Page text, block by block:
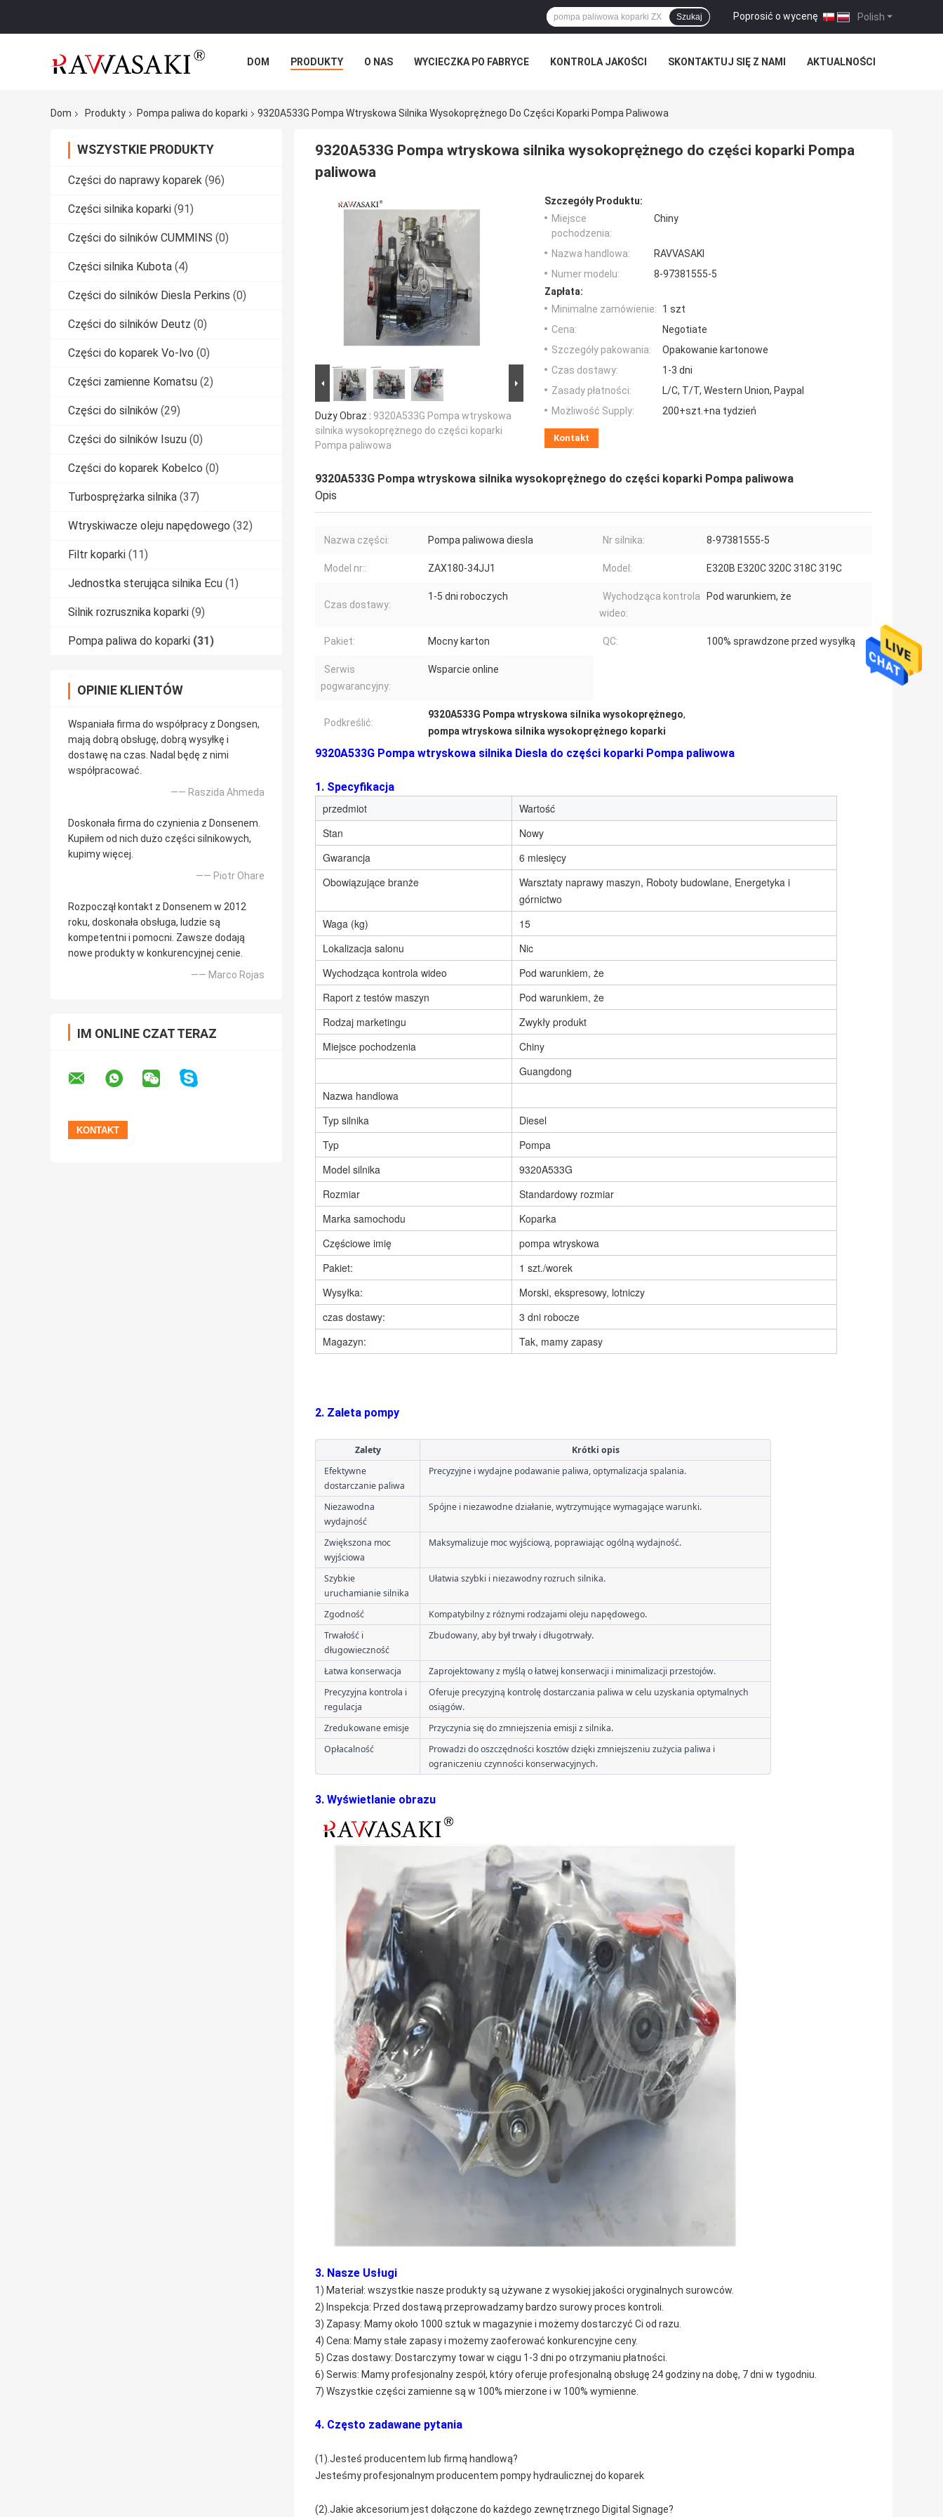
Polish
Poprosić o wycenę |
Szukaj
DOM PRODUKTY O NAS WYCIECZKA PO FABRYCE KONTROLA JAKOŚCI SKONTAKTUJ SIĘ Z NAMI AKTUALNOŚCI
Dom
Produkty Pompa paliwa do koparki 9320A533G Pompa Wtryskowa Silnika Wysokoprężnego Do Części Koparki Pompa Paliwowa
WSZYSTKIE PRODUKTY
Części do naprawy koparek (96)
Części silnika koparki (91)
Części do silników CUMMINS (0)
Części silnika Kubota (4)
Części do silników Diesla Perkins (0)
Części do silników Deutz (0)
Części do koparek Vo-lvo (0)
Części zamienne Komatsu (2)
Części do silników (29)
Części do silników Isuzu (0)
Części do koparek Kobelco (0)
Turbosprężarka silnika (37)
Wtryskiwacze oleju napędowego (32)
Filtr koparki (11)
Jednostka sterująca silnika Ecu (1)
Silnik rozrusznika koparki (9)
Pompa paliwa do koparki (31)
OPINIE KLIENTÓW
Wspaniała firma do współpracy z Dongsen,
mają dobrą obsługę, dobrą wysyłkę i
dostawę na czas. Nadal będę z nimi
współpracować.
—— Raszida Ahmeda
Doskonała firma do czynienia z Donsenem.
Kupiłem od nich dużo części silnikowych,
kupimy więcej.
—— Piotr Ohare
Rozpoczął kontakt z Donsenem w 2012
roku, doskonała obsługa, ludzie są
kompetentni i pomocni. Zawsze dodają
nowe produkty w konkurencyjnej cenie.
—— Marco Rojas
IM ONLINE CZAT TERAZ
9320A533G Pompa wtryskowa silnika wysokoprężnego do części koparki Pompa
paliwowa
Duży Obraz : 9320A533G Pompa wtryskowa
silnika wysokoprężnego do części koparki
Pompa paliwowa
Szczegóły Produktu:
Miejsce
pochodzenia:
Chiny
Nazwa handlowa:
RAVVASAKI
Numer modelu:
8-97381555-5
Zapłata:
Minimalne zamówienie:
1 szt
Cena:
Negotiate
Szczegóły pakowania:
Opakowanie kartonowe
Czas dostawy:
1-3 dni
Zasady płatności:
L/C, T/T, Western Union, Paypal
Możliwość Supply:
200+szt.+na tydzień
Kontakt
9320A533G Pompa wtryskowa silnika wysokoprężnego do części koparki Pompa paliwowa
Opis
Nazwa części: Pompa paliwowa diesla Nr silnika: 8-97381555-5
Model nr:: ZAX180-34JJ1 Model: E320B E320C 320C 318C 319C
Czas dostawy:
1-5 dni roboczych
Wychodząca kontrola
wideo:
Pod warunkiem, że
Pakiet: Mocny karton QC: 100% sprawdzone przed wysyłką
Serwis
pogwarancyjny:
Wsparcie online
Podkreślić:
9320A533G Pompa wtryskowa silnika wysokoprężnego,
pompa wtryskowa silnika wysokoprężnego koparki
9320A533G Pompa wtryskowa silnika Diesla do części koparki Pompa paliwowa
1. Specyfikacja
przedmiot
Wartość
Stan
Nowy
Gwarancja
6 miesięcy
Obowiązujące branże
Warsztaty naprawy maszyn, Roboty budowlane, Energetyka i
górnictwo
Waga (kg)
15
Lokalizacja salonu
Nic
Wychodząca kontrola wideo
Pod warunkiem, że
Raport z testów maszyn
Pod warunkiem, że
Rodzaj marketingu
Zwykły produkt
Miejsce pochodzenia
Chiny
Guangdong
Nazwa handlowa
Typ silnika
Diesel
Typ
Pompa
Model silnika
9320A533G
Rozmiar
Standardowy rozmiar
Marka samochodu
Koparka
Częściowe imię
pompa wtryskowa
Pakiet:
1 szt./worek
Wysyłka:
Morski, ekspresowy, lotniczy
czas dostawy:
3 dni robocze
Magazyn:
Tak, mamy zapasy
2. Zaleta pompy
Zalety
Krótki opis
Efektywne
dostarczanie paliwa
Precyzyjne i wydajne podawanie paliwa, optymalizacja spalania.
Niezawodna
wydajność
Spójne i niezawodne działanie, wytrzymujące wymagające warunki.
Zwiększona moc
wyjściowa
Maksymalizuje moc wyjściową, poprawiając ogólną wydajność.
Szybkie
uruchamianie silnika
Ułatwia szybki i niezawodny rozruch silnika.
Zgodność
Kompatybilny z różnymi rodzajami oleju napędowego.
Trwałość i
długowieczność
Zbudowany, aby był trwały i długotrwały.
Łatwa konserwacja
Zaprojektowany z myślą o łatwej konserwacji i minimalizacji przestojów.
Precyzyjna kontrola i
regulacja
Oferuje precyzyjną kontrolę dostarczania paliwa w celu uzyskania optymalnych
osiągów.
Zredukowane emisje
Przyczynia się do zmniejszenia emisji z silnika.
Opłacalność
Prowadzi do oszczędności kosztów dzięki zmniejszeniu zużycia paliwa i
ograniczeniu czynności konserwacyjnych.
3. Wyświetlanie obrazu
3. Nasze Usługi
1) Materiał: wszystkie nasze produkty są używane z wysokiej jakości oryginalnych surowców.
2) Inspekcja: Przed dostawą przeprowadzamy bardzo surowy proces kontroli.
3) Zapasy: Mamy około 1000 sztuk w magazynie i możemy dostarczyć Ci od razu.
4) Cena: Mamy stałe zapasy i możemy zaoferować konkurencyjne ceny.
5) Czas dostawy: Dostarczymy towar w ciągu 1-3 dni po otrzymaniu płatności.
6) Serwis: Mamy profesjonalny zespół, który oferuje profesjonalną obsługę 24 godziny na dobę, 7 dni w tygodniu.
7) Wszystkie części zamienne są w 100% mierzone i w 100% wymienne.
4. Często zadawane pytania
(1).Jesteś producentem lub firmą handlową?
Jesteśmy profesjonalnym producentem pompy hydraulicznej do koparek
(2).Jakie akcesorium jest dołączone do każdego zewnętrznego Digital Signage?